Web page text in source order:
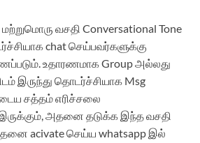
வசதி Conversational Tone
chat செய்பவர்களுக்கு
உதாரணமாக Group அல்லது
இருந்து தொடர்ச்சியாக Msg
சத்தம் எரிச்சலை
அதனை தடுக்க இந்த வசதி
acivate செய்ய whatsapp இல்